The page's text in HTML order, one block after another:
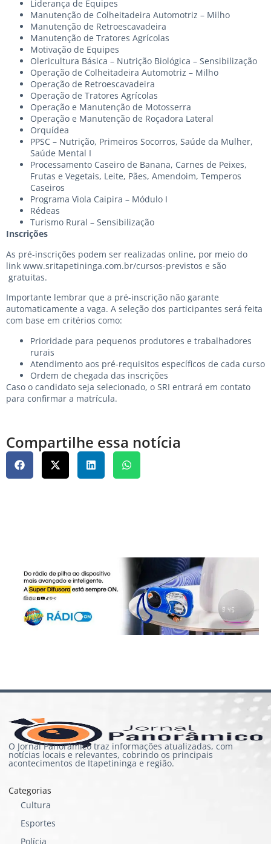
Liderança de Equipes
Manutenção de Colheitadeira Automotriz – Milho
Manutenção de Retroescavadeira
Manutenção de Tratores Agrícolas
Motivação de Equipes
Olericultura Básica – Nutrição Biológica – Sensibilização
Operação de Colheitadeira Automotriz – Milho
Operação de Retroescavadeira
Operação de Tratores Agrícolas
Operação e Manutenção de Motosserra
Operação e Manutenção de Roçadora Lateral
Orquídea
PPSC – Nutrição, Primeiros Socorros, Saúde da Mulher,
Saúde Mental I
Processamento Caseiro de Banana, Carnes de Peixes,
Frutas e Vegetais, Leite, Pães, Amendoim, Temperos
Caseiros
Programa Viola Caipira – Módulo I
Rédeas
Turismo Rural – Sensibilização
Inscrições
As pré-inscrições podem ser realizadas online, por meio do
link www.sritapetininga.com.br/cursos-previstos e são
gratuitas.
Importante lembrar que a pré-inscrição não garante
automaticamente a vaga. A seleção dos participantes será feita
com base em critérios como:
Prioridade para pequenos produtores e trabalhadores
rurais
Atendimento aos pré-requisitos específicos de cada curso
Ordem de chegada das inscrições
Caso o candidato seja selecionado, o SRI entrará em contato
para confirmar a matrícula.
Compartilhe essa notícia
O Jornal Panorâmico traz informações atualizadas, com
notícias locais e relevantes, cobrindo os principais
acontecimentos de Itapetininga e região.
Categorias
Cultura
Esportes
Polícia